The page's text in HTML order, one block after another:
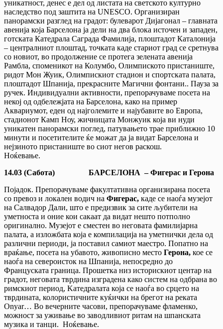
уникатност, денес е дел од листата на светското културно
наследство под заштита на UNESCO. Организиран
панорамски разглед на градот: булеварот Дијагонал – главната
авенија која Барселона ја дели на два блока источен и западен,
готската Катедрала Саграда Фамилија, плоштадот Каталонија
– централниот плоштад, точката каде стариот град се сретнува
со новиот, во продолжение се протега зелената авенија
Рамбла, споменикот на Колумбо, Олимпиското пристаниште,
ридот Мон Жуик, Олимпискиот стадион и спортската палата,
плоштадот Шпанија, прекрасните Магични фонтани.. Пауза за
ручек. Индивидуални активности, препорачуваме посета на
некој од одбележјата на Барселона, како на пример
Аквариумот, еден од најголемите и најубавите во Европа,
стадионот Камп Ноу, жичницата Монжуик која ви нуди
уникатен панорамски поглед, патувањето трае приближно 10
минути и посетителите ќе можат да ја видат Барселона и
нејзиното пристаниште во сиот негов раскош.
Ноќевање.
14.03 (Сабота) БАРСЕЛОНА – Фигерас и Герона
Појадок. Препорачуваме факултативна организирана посета
со превоз и локален водич на Фигерас, каде се наоѓа музејот
на Салвадор Дали, што е предизвик за сите љубители на
уметноста и оние кои сакаат да видат нешто потполно
оригинално. Музејот е сместен во неговата фамилијарна
палата, а изложбата која е компилација на уметнички дела од
различни периоди, ја поставил самиот маестро. Попатно на
враќање, посета на убавото, живописно место Герона, кое се
наоѓа на североисток на Шпанија, непосредно до
Француската граница. Прошетка низ историскиот центар на
градот, неговата тврдина изградена како систем на одбрана во
римскиот период, Kатедралата која се наоѓа во срцето на
тврдината, колористичните куќички на брегот на реката
Onyar… Во вечерните часови, препорачуваме фламенко,
можност за уживање во заводливиот ритам на шпанската
музика и танци. Ноќевање.